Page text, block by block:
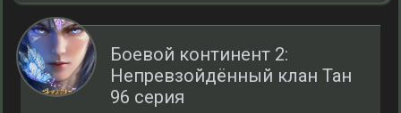
Боевой континент 2:
Непревзойдённый клан Тан
96 серия